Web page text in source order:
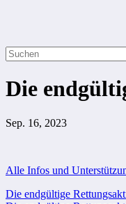
Die
Sep. 16, 2023
Alle Infos und
Die endgültige